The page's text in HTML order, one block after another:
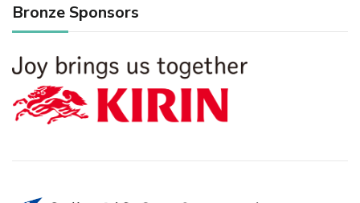
Bronze Sponsors